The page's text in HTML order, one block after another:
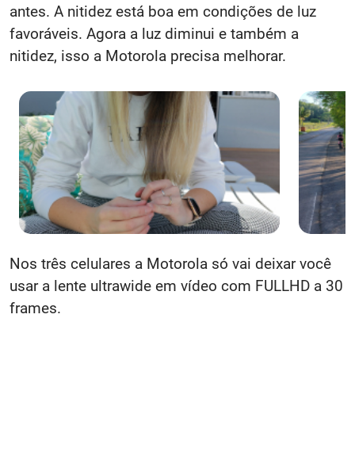
antes. A nitidez está boa em condições de luz
favoráveis. Agora a luz diminui e também a
nitidez, isso a Motorola precisa melhorar.
Nos três celulares a Motorola só vai deixar você
usar a lente ultrawide em vídeo com FULLHD a 30
frames.